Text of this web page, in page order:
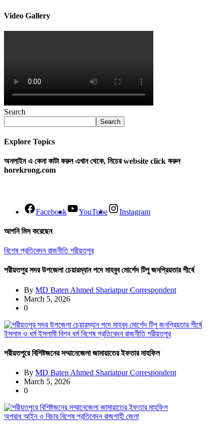
Video Gallery
Search
Search
Explore Topics
অনলাইন এ কেনা কাটা করুন এখান থেকে, নিচের website click করুন
horekrong.com
Facebook YouTube Instagram
আপনি মিস করেছেন
বিশেষ প্রতিবেদনরাজনীতিশরীয়তপুর
শরীয়তপুর সদর উপজেলা চেয়ারম্যান পদে মাহবুব মোর্শেদ টিপু জনপ্রিয়তার শীর্ষে
By MD Baten Ahmed Shariatpur Correspondent
March 5, 2026
0
ইসলাম ও ধর্মইসলামী বিশ্ব ধর্মবিশেষ প্রতিবেদনরাজনীতিশরীয়তপুর
শরীয়তপুরে বিশিষ্টজনের সম্মানেজেলা জামায়াতের ইফতার মাহফিল
By MD Baten Ahmed Shariatpur Correspondent
March 5, 2026
0
অপরাধআইন ও বিচারবিশেষ প্রতিবেদনরাজশাহী জেলা